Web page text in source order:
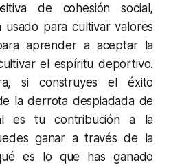
de cohesión social,
usado para cultivar valores
aprender a aceptar la
el espíritu deportivo.
si construyes el éxito
la derrota despiadada de
es tu contribución a la
ganar a través de la
es lo que has ganado